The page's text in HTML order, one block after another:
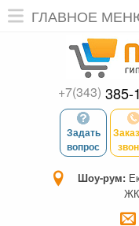
ГЛАВНОЕ
+7(343) 385-
Задать
вопрос
Шоу-рум:
ЖК